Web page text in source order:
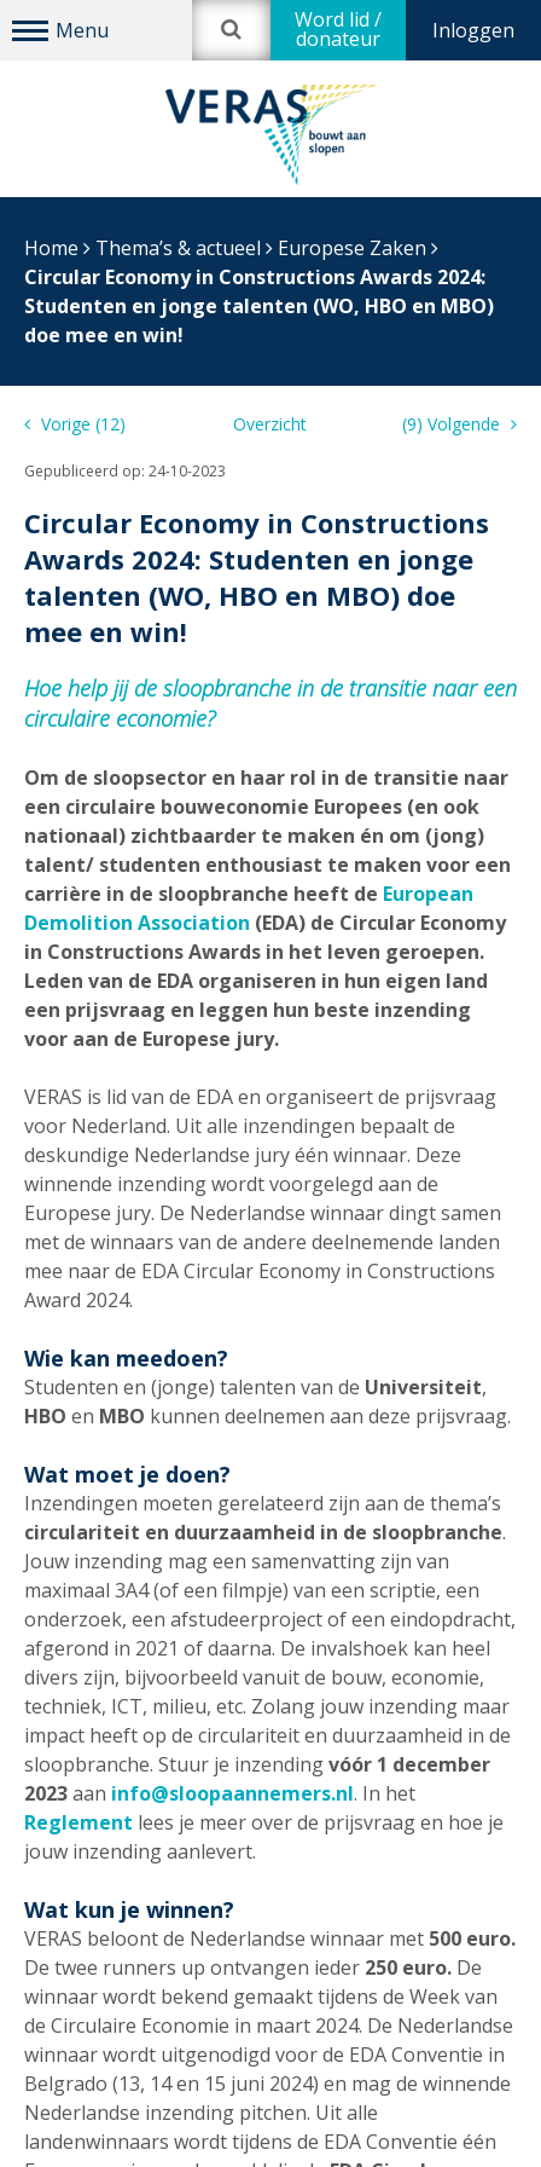
Inloggen
Word lid /
donateur
Home Thema’s & actueel
Europese Zaken
Circular Economy in Constructions Awards 2024:
Studenten en jonge talenten (WO, HBO en MBO)
doe mee en win!
Vorige (12) Overzicht (9) Volgende
Gepubliceerd op: 24-10-2023
Circular Economy in Constructions
Awards 2024: Studenten en jonge
talenten (WO, HBO en MBO) doe
mee en win!
Hoe help jij de sloopbranche in de transitie naar een
circulaire economie?
Om de sloopsector en haar rol in de transitie naar
een circulaire bouweconomie Europees (en ook
nationaal) zichtbaarder te maken én om (jong)
talent/ studenten enthousiast te maken voor een
carrière in de sloopbranche heeft de European
Demolition Association (EDA) de Circular Economy
in Constructions Awards in het leven geroepen.
Leden van de EDA organiseren in hun eigen land
een prijsvraag en leggen hun beste inzending
voor aan de Europese jury.
VERAS is lid van de EDA en organiseert de prijsvraag
voor Nederland. Uit alle inzendingen bepaalt de
deskundige Nederlandse jury één winnaar. Deze
winnende inzending wordt voorgelegd aan de
Europese jury. De Nederlandse winnaar dingt samen
met de winnaars van de andere deelnemende landen
mee naar de EDA Circular Economy in Constructions
Award 2024.
Wie kan meedoen?
Studenten en (jonge) talenten van de Universiteit,
HBO en MBO kunnen deelnemen aan deze prijsvraag.
Wat moet je doen?
Inzendingen moeten gerelateerd zijn aan de thema’s
circulariteit en duurzaamheid in de sloopbranche.
Jouw inzending mag een samenvatting zijn van
maximaal 3A4 (of een filmpje) van een scriptie, een
onderzoek, een afstudeerproject of een eindopdracht,
afgerond in 2021 of daarna. De invalshoek kan heel
divers zijn, bijvoorbeeld vanuit de bouw, economie,
techniek, ICT, milieu, etc. Zolang jouw inzending maar
impact heeft op de circulariteit en duurzaamheid in de
sloopbranche. Stuur je inzendingvóór 1 december
2023aan info@sloopaannemers.nl. In het
Reglement lees je meer over de prijsvraag en hoe je
jouw inzending aanlevert.
Wat kun je winnen?
VERAS beloont de Nederlandse winnaar met 500 euro.
De twee runners up ontvangen ieder 250 euro. De
winnaar wordt bekend gemaakt tijdens de Week van
de Circulaire Economie in maart 2024. De Nederlandse
winnaar wordt uitgenodigd voor de EDA Conventie in
Belgrado (13, 14 en 15 juni 2024) en mag de winnende
Nederlandse inzending pitchen. Uit alle
landenwinnaars wordt tijdens de EDA Conventie één